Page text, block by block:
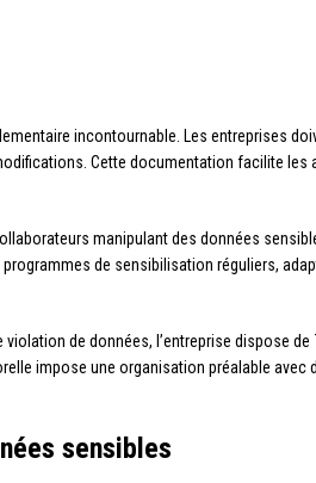
incontournable. Les entreprises
Cette documentation facilite les
manipulant des données
de sensibilisation réguliers,
de données, l’entreprise dispose
impose une organisation préalable avec
sensibles